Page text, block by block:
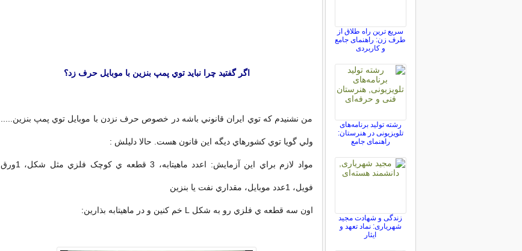
اگر گفتيد چرا نبايد توي پمپ بنزين با موبايل حرف زد؟
من نشنيدم که توي ايران قانوني باشه در خصوص حرف نزدن با موبايل توي پمپ بنزين.....
ولي گويا توي کشورهاي ديگه اين قانون هست. حالا دليلش :
مواد لازم براي اين آزمايش: اعدد ماهيتابه، 3 قطعه ي کوچک فلزي مثل شکل، 1ورق
فويل، 1عدد موبايل، مقداري نفت يا بنزين
اون سه قطعه ي فلزي رو به شکل L خم کنين و در ماهيتابه بذارين:
سریع ترین راه طلاق از
طرف زن: راهنمای جامع
و کاربردی
رشته تولید برنامه‌های
تلویزیونی در هنرستان:
راهنمای جامع
زندگی و شهادت مجید
شهریاری: نماد تعهد و
ایثار